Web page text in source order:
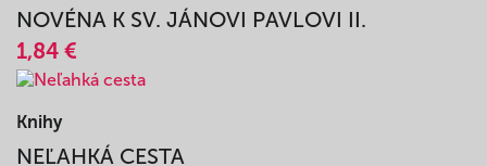
14,45 €
Knihy
NOVÉNA K SV. JÁNOVI PAVLOVI II.
1,84 €